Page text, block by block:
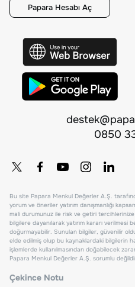
Papara Hesabı Aç
0850
Bu site Papara Menkul Değerler A.Ş.
yorum ve öneriler yatırım danışmanlığı
mali durumunuz ile risk ve getiri
bilgilere dayanılarak yatırım kararı
doğurmayabilir. Sunulan bilgiler, güvenilir
elde edilmiş olup bu kaynaklardaki bilgilerin
işlemlerde kullanılmasından doğabilecek
Papara Menkul Değerler A.Ş. sorumlu
Çekince Notu